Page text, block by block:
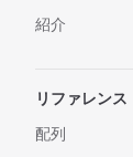
紹介
リファレンス
配列